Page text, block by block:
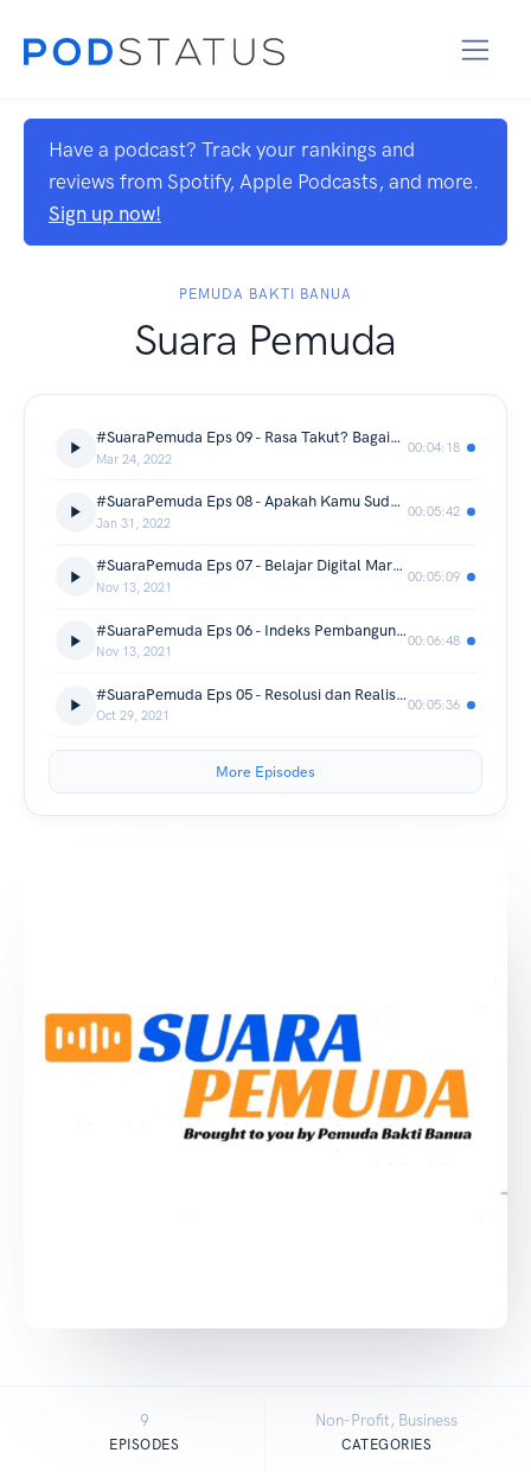
Have a podcast? Track your rankings and
reviews from Spotify, Apple Podcasts, and more.
Sign up now!
PEMUDA BAKTI BANUA
Suara Pemuda
#SuaraPemuda Eps 09 - Rasa Takut? Bagaimana Cara Mengatasinya?
Mar 24, 2022
00:04:18
#SuaraPemuda Eps 08 - Apakah Kamu Sudah Siap untuk Berkomitmen?
Jan 31, 2022
00:05:42
#SuaraPemuda Eps 07 - Belajar Digital Marketing? Mulai Dari Mana?
Nov 13, 2021
00:05:09
#SuaraPemuda Eps 06 - Indeks Pembangunan Pemuda
Nov 13, 2021
00:06:48
#SuaraPemuda Eps 05 - Resolusi dan Realisasi Anak Muda Masa Kini
Oct 29, 2021
00:05:36
More Episodes
9
EPISODES
Non-Profit, Business
CATEGORIES